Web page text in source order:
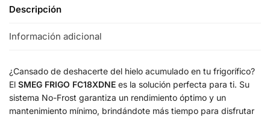
Descripción
Información adicional
¿Cansado de deshacerte del hielo acumulado en tu frigorífico?
El SMEG FRIGO FC18XDNE es la solución perfecta para ti. Su
sistema No-Frost garantiza un rendimiento óptimo y un
mantenimiento mínimo, brindándote más tiempo para disfrutar